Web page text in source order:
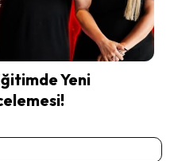
Yeni